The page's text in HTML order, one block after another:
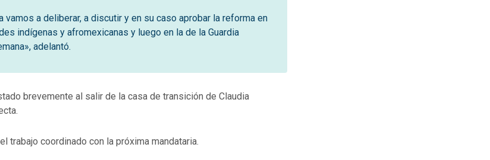
vamos a deliberar, a discutir y en su caso aprobar la reforma en
indígenas y afromexicanas y luego en la de la Guardia
adelantó.
brevemente al salir de la casa de transición de Claudia
trabajo coordinado con la próxima mandataria.